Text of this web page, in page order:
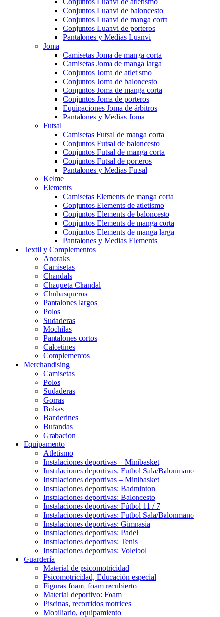
Conjuntos Luanvi de atletismo
Conjuntos Luanvi de baloncesto
Conjuntos Luanvi de manga corta
Conjuntos Luanvi de porteros
Pantalones y Medias Luanvi
Joma
Camisetas Joma de manga corta
Camisetas Joma de manga larga
Conjuntos Joma de atletismo
Conjuntos Joma de baloncesto
Conjuntos Joma de manga corta
Conjuntos Joma de porteros
Equipaciones Joma de árbitros
Pantalones y Medias Joma
Futsal
Camisetas Futsal de manga corta
Conjuntos Futsal de baloncesto
Conjuntos Futsal de manga corta
Conjuntos Futsal de porteros
Pantalones y Medias Futsal
Kelme
Elements
Camisetas Elements de manga corta
Conjuntos Elements de atletismo
Conjuntos Elements de baloncesto
Conjuntos Elements de manga corta
Conjuntos Elements de manga larga
Pantalones y Medias Elements
Textil y Complementos
Anoraks
Camisetas
Chandals
Chaqueta Chandal
Chubasqueros
Pantalones largos
Polos
Sudaderas
Mochilas
Pantalones cortos
Calcetines
Complementos
Merchandising
Camisetas
Polos
Sudaderas
Gorras
Bolsas
Banderines
Bufandas
Grabacion
Equipamento
Atletismo
Instalaciones deportivas – Minibasket
Instalaciones deportivas: Futbol Sala/Balonmano
Instalaciones deportivas – Minibasket
Instalaciones deportivas: Badminton
Instalaciones deportivas: Baloncesto
Instalaciones deportivas: Fútbol 11 / 7
Instalaciones deportivas: Futbol Sala/Balonmano
Instalaciones deportivas: Gimnasia
Instalaciones deportivas: Padel
Instalaciones deportivas: Tenis
Instalaciones deportivas: Voleibol
Guardería
Material de psicomotricidad
Psicomotricidad, Educación especial
Figuras foam, foam recubierto
Material deportivo: Foam
Piscinas, recorridos motrices
Mobiliario, equipamiento